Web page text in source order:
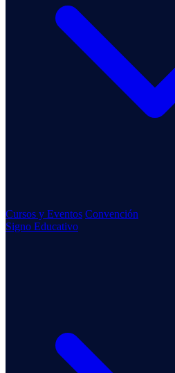
Cursos y Eventos Convención
Signo Educativo